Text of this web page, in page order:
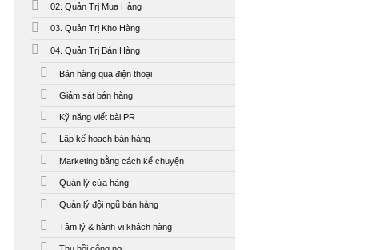
02. Quản Trị Mua Hàng
03. Quản Trị Kho Hàng
04. Quản Trị Bán Hàng
Bán hàng qua điện thoại
Giám sát bán hàng
Kỹ năng viết bài PR
Lập kế hoạch bán hàng
Marketing bằng cách kể chuyện
Quản lý cửa hàng
Quản lý đội ngũ bán hàng
Tâm lý & hành vi khách hàng